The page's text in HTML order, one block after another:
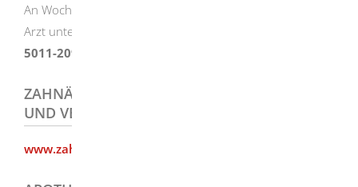
An Wochenenden und Feiertagen ist ein diensthabender
Arzt unter folgender Telefonnummer zu erreichen:
5011-2091
ZAHNÄRZTLICHER NOTDIENST, ANSAGE
UND VERMITTLUNG (A&V E.V.)
www.zahnarzt-notdienst.de